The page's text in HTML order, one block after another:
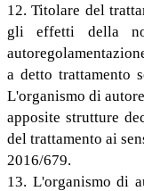
12. Titolare del
gli effetti della
a detto trattamento
L'organismo di
apposite strutture
del trattamento ai
2016/679.
13. L'organismo di